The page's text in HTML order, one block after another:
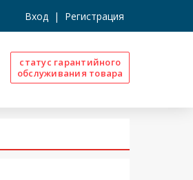
Вход | Регистрация
статус гарантийного
обслуживания товара